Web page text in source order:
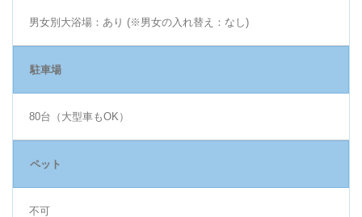
男女別大浴場：あり (※男女の入れ替え：なし)
駐車場
80台（大型車もOK）
ペット
不可